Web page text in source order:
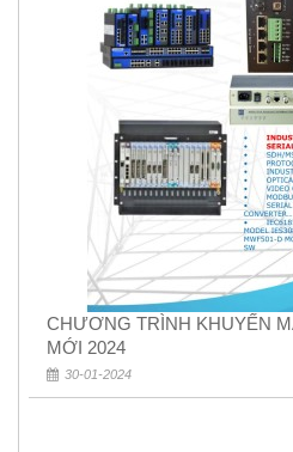
CHƯƠNG TRÌNH KHUYẾN
MỚI 2024
30-01-2024